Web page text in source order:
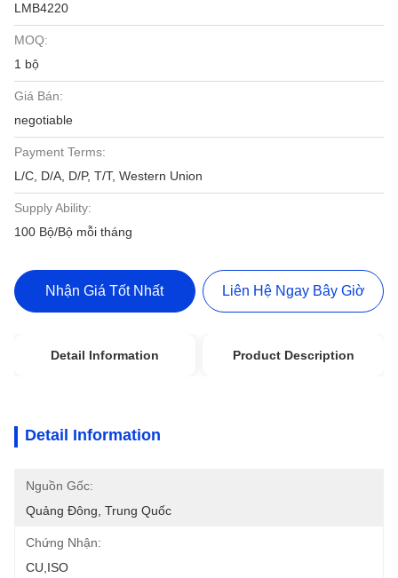
LMB4220
MOQ:
1 bộ
Giá Bán:
negotiable
Payment Terms:
L/C, D/A, D/P, T/T, Western Union
Supply Ability:
100 Bộ/Bộ mỗi tháng
Nhận Giá Tốt Nhất Liên Hệ Ngay Bây Giờ
Detail Information Product Description
Detail Information
Nguồn Gốc:
Quảng Đông, Trung Quốc
Chứng Nhận:
CU,ISO